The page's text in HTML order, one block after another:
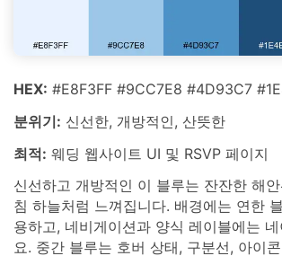
HEX: #E8F3FF #9CC7E8 #4D93C7
분위기: 신선한, 개방적인, 산뜻한
최적: 웨딩 웹사이트 UI 및 RSVP 페이지
신선하고 개방적인 이 블루는 잔잔한 해
침 하늘처럼 느껴집니다. 배경에는 연한
용하고, 네비게이션과 양식 레이블에는
요. 중간 블루는 호버 상태, 구분선, 아이